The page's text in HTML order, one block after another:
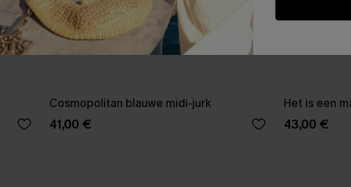
Cosmopolitan blauwe midi-jurk
41,00 €
Het is een
43,00 €